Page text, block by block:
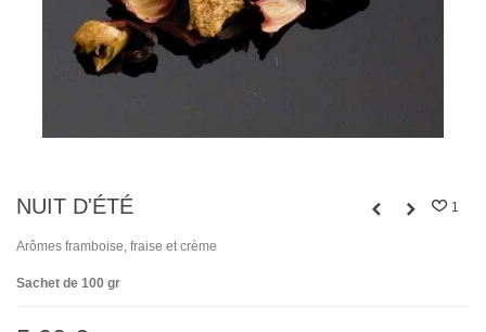
NUIT D'ÉTÉ 1
Arômes framboise, fraise et crème
Sachet de 100 gr